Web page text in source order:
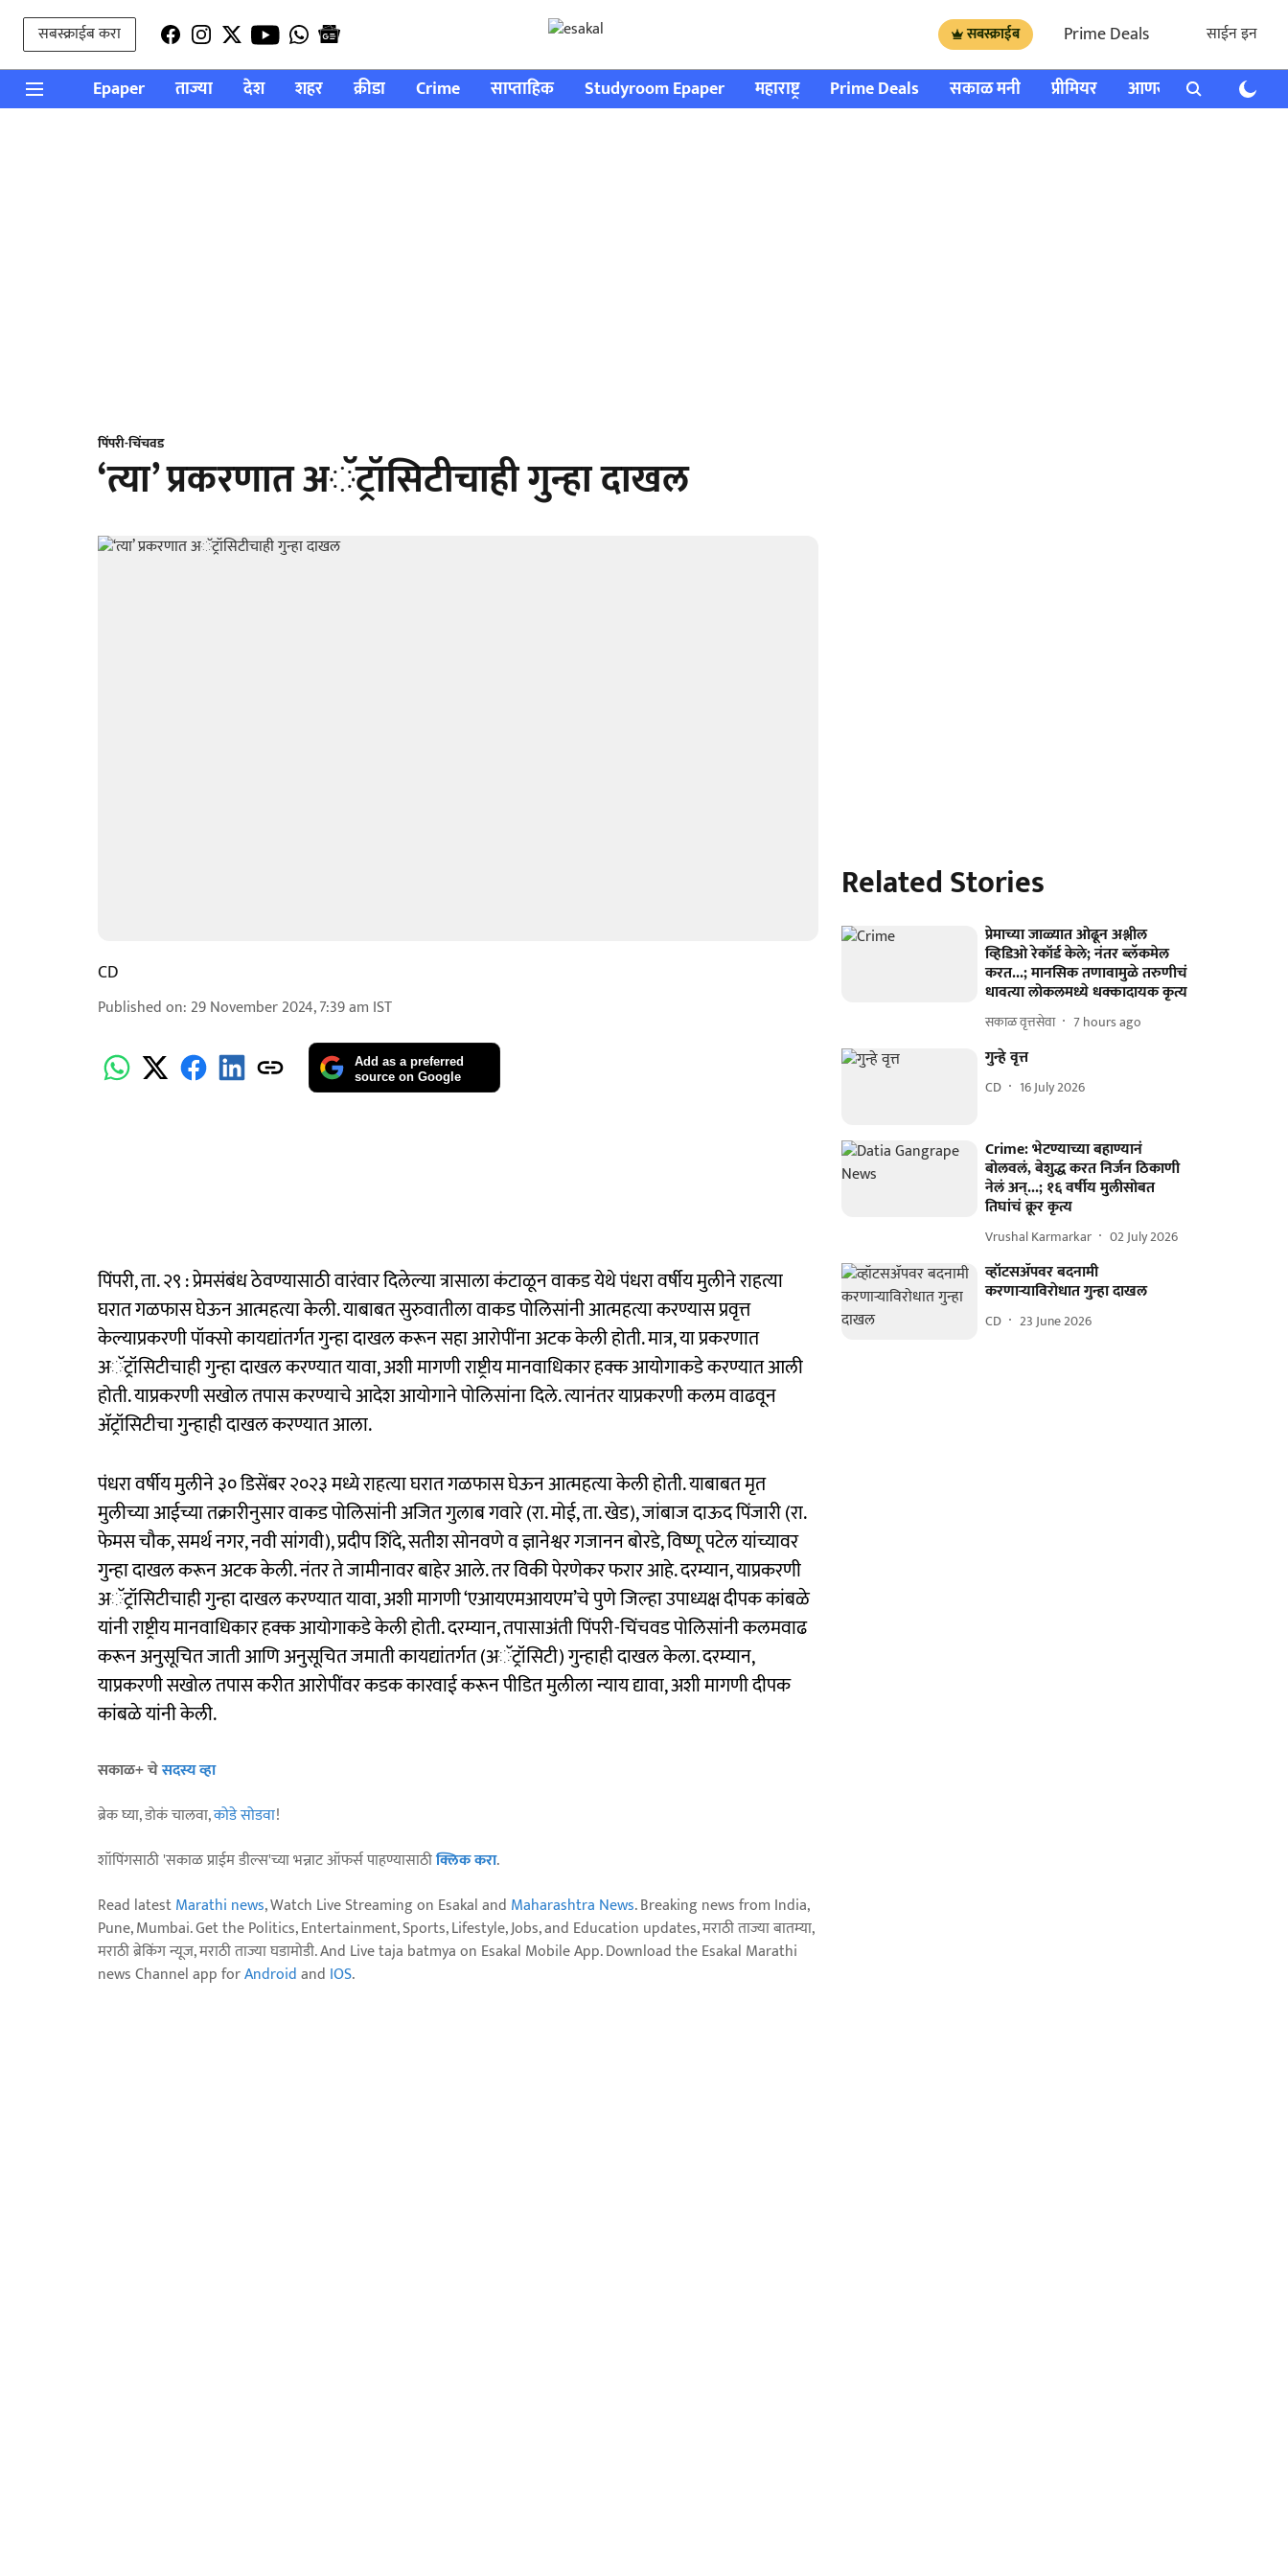
सबस्क्राईब करा सबस्क्राईब Prime Deals साईन इन
Epaper ताज्या देश शहर क्रीडा Crime साप्ताहिक Studyroom Epaper महाराष्ट्र Prime Deals सकाळ मनी प्रीमियर आणखी राशी भविष्य
पिंपरी-चिंचवड
‘त्या’ प्रकरणात अॅट्रॉसिटीचाही गुन्हा दाखल
CD
Published on: 29 November 2024, 7:39 am IST
Add as a preferred
source on Google
पिंपरी, ता. २९ : प्रेमसंबंध ठेवण्यासाठी वारंवार दिलेल्या त्रासाला कंटाळून वाकड येथे पंधरा वर्षीय मुलीने राहत्या
घरात गळफास घेऊन आत्महत्या केली. याबाबत सुरुवातीला वाकड पोलिसांनी आत्महत्या करण्यास प्रवृत्त
केल्याप्रकरणी पॉक्सो कायद्यांतर्गत गुन्हा दाखल करून सहा आरोपींना अटक केली होती. मात्र, या प्रकरणात
अॅट्रॉसिटीचाही गुन्हा दाखल करण्यात यावा, अशी मागणी राष्ट्रीय मानवाधिकार हक्क आयोगाकडे करण्यात आली
होती. याप्रकरणी सखोल तपास करण्याचे आदेश आयोगाने पोलिसांना दिले. त्यानंतर याप्रकरणी कलम वाढवून
ॲट्रॉसिटीचा गुन्हाही दाखल करण्यात आला.
पंधरा वर्षीय मुलीने ३० डिसेंबर २०२३ मध्ये राहत्या घरात गळफास घेऊन आत्महत्या केली होती. याबाबत मृत
मुलीच्या आईच्या तक्रारीनुसार वाकड पोलिसांनी अजित गुलाब गवारे (रा. मोई, ता. खेड), जांबाज दाऊद पिंजारी (रा.
फेमस चौक, समर्थ नगर, नवी सांगवी), प्रदीप शिंदे, सतीश सोनवणे व ज्ञानेश्वर गजानन बोरडे, विष्णू पटेल यांच्यावर
गुन्हा दाखल करून अटक केली. नंतर ते जामीनावर बाहेर आले. तर विकी पेरणेकर फरार आहे. दरम्यान, याप्रकरणी
अॅट्रॉसिटीचाही गुन्हा दाखल करण्यात यावा, अशी मागणी ‘एआयएमआयएम’चे पुणे जिल्हा उपाध्यक्ष दीपक कांबळे
यांनी राष्ट्रीय मानवाधिकार हक्क आयोगाकडे केली होती. दरम्यान, तपासाअंती पिंपरी-चिंचवड पोलिसांनी कलमवाढ
करून अनुसूचित जाती आणि अनुसूचित जमाती कायद्यांतर्गत (अॅट्रॉसिटी) गुन्हाही दाखल केला. दरम्यान,
याप्रकरणी सखोल तपास करीत आरोपींवर कडक कारवाई करून पीडित मुलीला न्याय द्यावा, अशी मागणी दीपक
कांबळे यांनी केली.
सकाळ+ चेसदस्य व्हा
ब्रेक घ्या, डोकं चालवा,कोडे सोडवा!
शॉपिंगसाठी 'सकाळ प्राईम डील्स'च्या भन्नाट ऑफर्स पाहण्यासाठीक्लिक करा.
Read latestMarathi news, Watch Live Streaming on Esakal and Maharashtra News. Breaking news from India,
Pune, Mumbai. Get the Politics, Entertainment, Sports, Lifestyle, Jobs, and Education updates, मराठी ताज्या बातम्या,
मराठी ब्रेकिंग न्यूज, मराठी ताज्या घडामोडी. And Live taja batmya on Esakal Mobile App. Download the Esakal Marathi
news Channel app forAndroidand IOS.
Related Stories
प्रेमाच्या जाळ्यात ओढून अश्लील
व्हिडिओ रेकॉर्ड केले; नंतर ब्लॅकमेल
करत...; मानसिक तणावामुळे तरुणीचं
धावत्या लोकलमध्ये धक्कादायक कृत्य
सकाळ वृत्तसेवा 7 hours ago
गुन्हे वृत्त
CD 16 July 2026
Crime: भेटण्याच्या बहाण्यानं
बोलवलं, बेशुद्ध करत निर्जन ठिकाणी
नेलं अन्...; १६ वर्षीय मुलीसोबत
तिघांचं क्रूर कृत्य
Vrushal Karmarkar 02 July 2026
व्हॉटसॲपवर बदनामी
करणाऱ्याविराेधात गुन्हा दाखल
CD 23 June 2026